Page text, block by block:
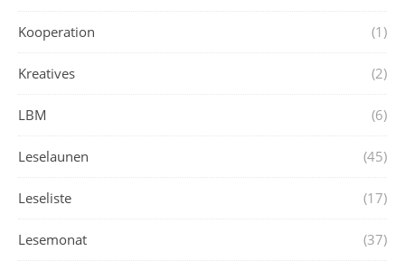
Kooperation (1)
Kreatives (2)
LBM (6)
Leselaunen (45)
Leseliste (17)
Lesemonat (37)